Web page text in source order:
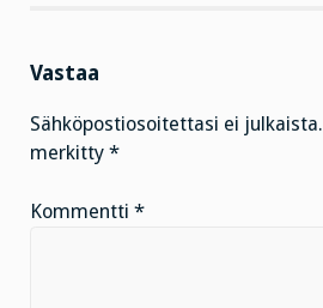
Vastaa
Sähköpostiosoitettasi ei julkaista.
merkitty *
Kommentti *